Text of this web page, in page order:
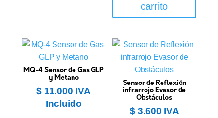
carrito
MQ-4 Sensor de Gas GLP
y Metano
$ 11.000 IVA
Incluido
Sensor de Reflexión
infrarrojo Evasor de
Obstáculos
$3.600 IVA